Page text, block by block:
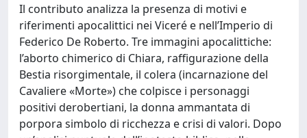
Il contributo analizza la presenza di motivi e
riferimenti apocalittici nei Viceré e nell’Imperio di
Federico De Roberto. Tre immagini apocalittiche:
l’aborto chimerico di Chiara, raffigurazione della
Bestia risorgimentale, il colera (incarnazione del
Cavaliere «Morte») che colpisce i personaggi
positivi derobertiani, la donna ammantata di
porpora simbolo di ricchezza e crisi di valori. Dopo